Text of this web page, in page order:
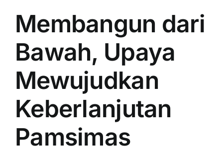
Membangun dari
Bawah, Upaya
Mewujudkan
Keberlanjutan
Pamsimas